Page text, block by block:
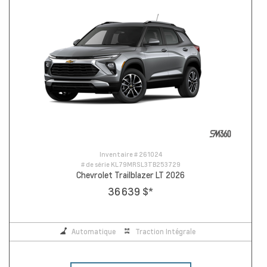
Inventaire # 261024
# de série KL79MRSL3TB253729
Chevrolet Trailblazer LT 2026
36 639 $*
Automatique Traction Intégrale